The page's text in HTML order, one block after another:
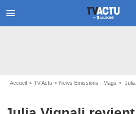
menu
Accueil TV Actu News Emissions - Mags Julia